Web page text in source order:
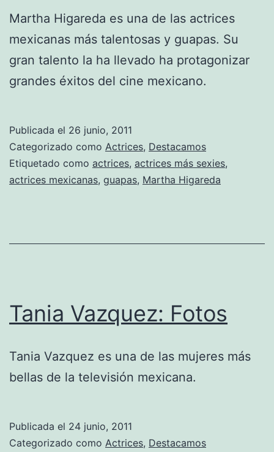
Martha Higareda es una de las actrices
mexicanas más talentosas y guapas. Su
gran talento la ha llevado ha protagonizar
grandes éxitos del cine mexicano.
Publicada el 26 junio, 2011
Categorizado como Actrices, Destacamos
Etiquetado como actrices, actrices más sexies,
actrices mexicanas, guapas, Martha Higareda
Tania Vazquez: Fotos
Tania Vazquez es una de las mujeres más
bellas de la televisión mexicana.
Publicada el 24 junio, 2011
Categorizado como Actrices, Destacamos